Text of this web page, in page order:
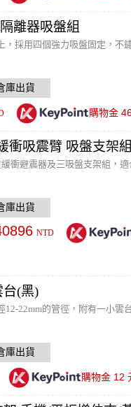
離器吸盤組
，採用四個強力吸盤固定，不
購物金
衝吸震臂 吸盤支架
衝避震器及三吸盤支架組，
NTD
台(黑)
22mm的管徑，附有一小雲
購物金 12